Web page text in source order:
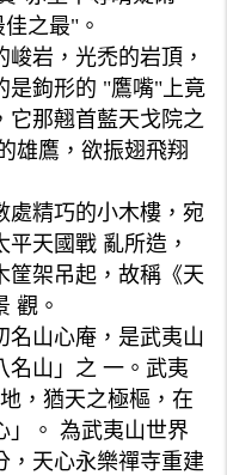
之最"。
峻岩，光禿的岩頂，
是鉤形的 "鷹嘴"上竟
它那翹首藍天戈院之
雄鷹，欲振翅飛翔
處精巧的小木樓，宛
天國戰 亂所造，
筐架吊起，故稱《天
觀。
名山心庵，是武夷山
名山」之 一。武夷
，猶天之極樞，在
」。 為武夷山世界
，天心永樂禪寺重建